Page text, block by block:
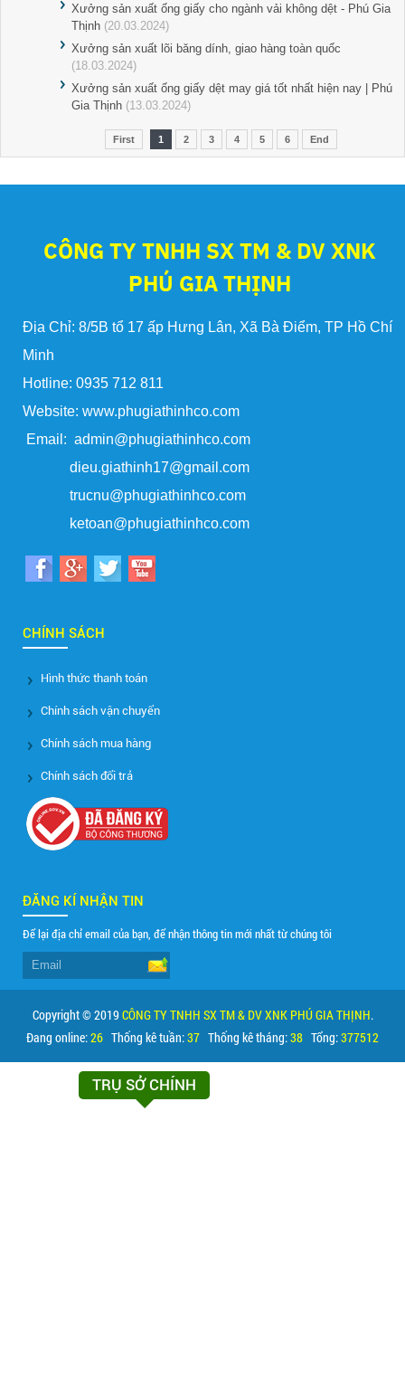
Xưởng sản xuất ống giấy cho ngành vải không dệt - Phú Gia
Thịnh (20.03.2024)
Xưởng sản xuất lõi băng dính, giao hàng toàn quốc
(18.03.2024)
Xưởng sản xuất ống giấy dệt may giá tốt nhất hiện nay | Phú
Gia Thịnh (13.03.2024)
First 1 2 3 4 5 6 End
CÔNG TY TNHH SX TM & DV XNK
PHÚ GIA THỊNH
Địa Chỉ: 8/5B tổ 17 ấp Hưng Lân, Xã Bà Điểm, TP Hồ Chí
Minh
Hotline: 0935 712 811
Website: www.phugiathinhco.com
Email: admin@phugiathinhco.com
dieu.giathinh17@gmail.com
trucnu@phugiathinhco.com
ketoan@phugiathinhco.com
CHÍNH SÁCH
Hình thức thanh toán
Chính sách vận chuyển
Chính sách mua hàng
Chính sách đổi trả
ĐĂNG KÍ NHẬN TIN
Để lại địa chỉ email của bạn, để nhận thông tin mới nhất từ chúng tôi
Copyright © 2019CÔNG TY TNHH SX TM & DV XNK PHÚ GIA THỊNH.
Đang online:26 Thống kê tuần:37 Thống kê tháng:38 Tổng:377512
TRỤ SỞ CHÍNH